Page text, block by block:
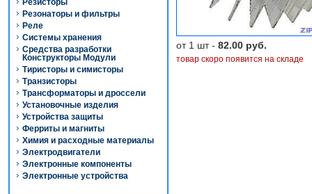
Резисторы
Резонаторы и фильтры
Реле
Системы хранения
Средства разработки
Конструкторы Модули
Тиристоры и симисторы
Транзисторы
Трансформаторы и дроссели
Установочные изделия
Устройства защиты
Ферриты и магниты
Химия и расходные материалы
Электродвигатели
Электронные компоненты
Электронные устройства
от 1 шт - 82.00 руб.
товар скоро появится на складе